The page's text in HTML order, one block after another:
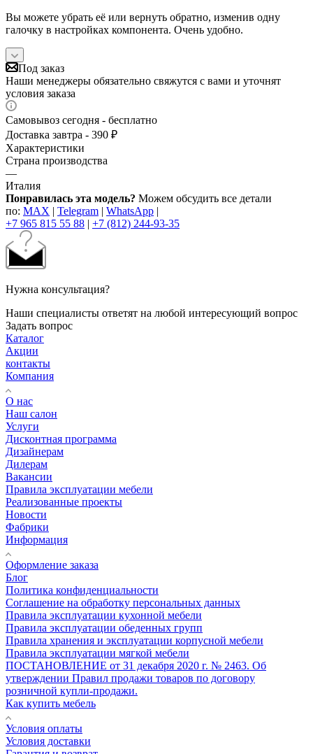
Вы можете убрать её или вернуть обратно, изменив одну
галочку в настройках компонента. Очень удобно.
Под заказ
Наши менеджеры обязательно свяжутся с вами и уточнят
условия заказа
Самовывоз сегодня - бесплатно
Доставка завтра - 390 ₽
Характеристики
Страна производства
—
Италия
Понравилась эта модель? Можем обсудить все детали
по: MAX | Telegram | WhatsApp |
+7 965 815 55 88 | +7 (812) 244-93-35
Нужна консультация?
Наши специалисты ответят на любой интересующий вопрос
Задать вопрос
Каталог
Акции
контакты
Компания
О нас
Наш салон
Услуги
Дисконтная программа
Дизайнерам
Дилерам
Вакансии
Правила эксплуатации мебели
Реализованные проекты
Новости
Фабрики
Информация
Оформление заказа
Блог
Политика конфиденциальности
Соглашение на обработку персональных данных
Правила эксплуатации кухонной мебели
Правила эксплуатации обеденных групп
Правила хранения и эксплуатации корпусной мебели
Правила эксплуатации мягкой мебели
ПОСТАНОВЛЕНИЕ от 31 декабря 2020 г. № 2463. Об
утверждении Правил продажи товаров по договору
розничной купли-продажи.
Как купить мебель
Условия оплаты
Условия доставки